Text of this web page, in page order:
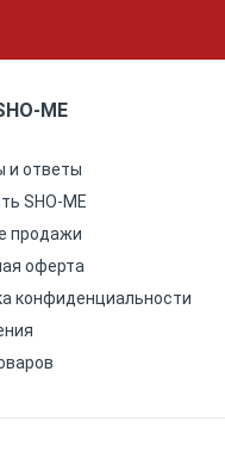
ME
и ответы
SHO-ME
продажи
оферта
конфиденциальности